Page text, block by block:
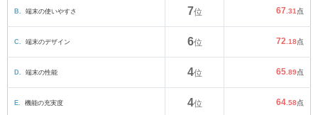
B. 端末の使いやすさ 7位 67 .31 点
C. 端末のデザイン 6位 72 .18点
D. 端末の性能 4位 65 .89点
E. 機能の充実度 4位 64 .58点